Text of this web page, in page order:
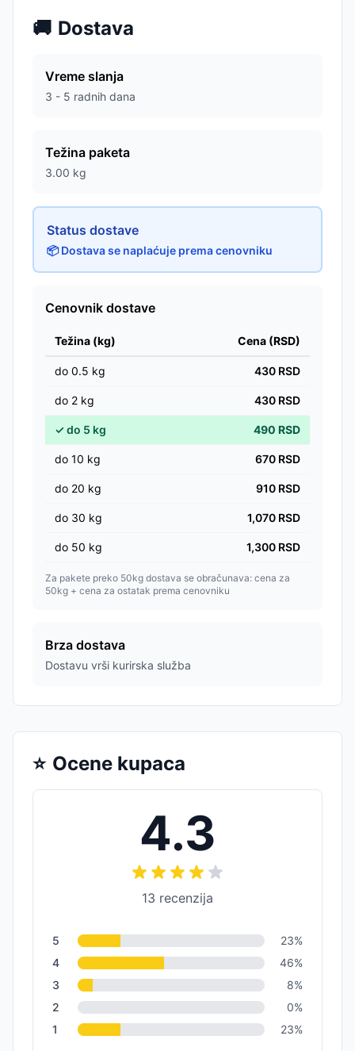
🚚 Dostava
Vreme slanja
3 - 5 radnih dana
Težina paketa
3.00 kg
Status dostave
📦 Dostava se naplaćuje prema cenovniku
Cenovnik dostave
Težina (kg) Cena (RSD)
do 0.5 kg 430 RSD
do 2 kg 430 RSD
✓do 5 kg 490 RSD
do 10 kg 670 RSD
do 20 kg 910 RSD
do 30 kg 1,070 RSD
do 50 kg 1,300 RSD
Za pakete preko 50kg dostava se obračunava: cena za
50kg + cena za ostatak prema cenovniku
Brza dostava
Dostavu vrši kurirska služba
⭐ Ocene kupaca
4.3
13 recenzija
5 23%
4
46%
3
8%
2
0%
1
23%